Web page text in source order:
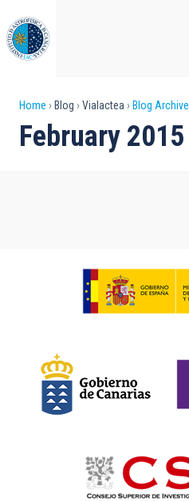
to
main
content
Breadcrumb
Home Blog Vialactea Blog Archive
February 2015